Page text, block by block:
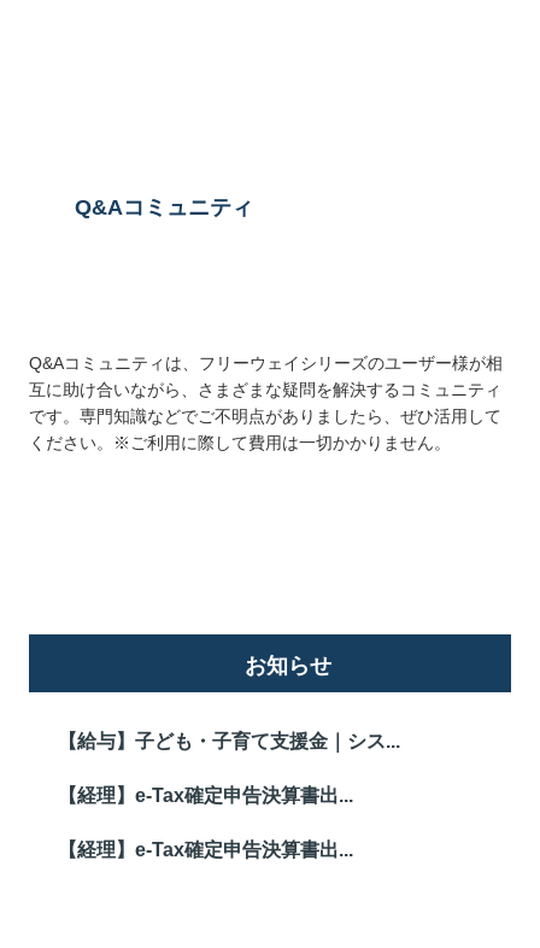
Q&Aコミュニティ
Q&Aコミュニティは、フリーウェイシリーズのユーザー様が相
互に助け合いながら、さまざまな疑問を解決するコミュニティ
です。専門知識などでご不明点がありましたら、ぜひ活用して
ください。※ご利用に際して費用は一切かかりません。
お知らせ
【給与】子ども・子育て支援金｜シス...
【経理】e-Tax確定申告決算書出...
【経理】e-Tax確定申告決算書出...